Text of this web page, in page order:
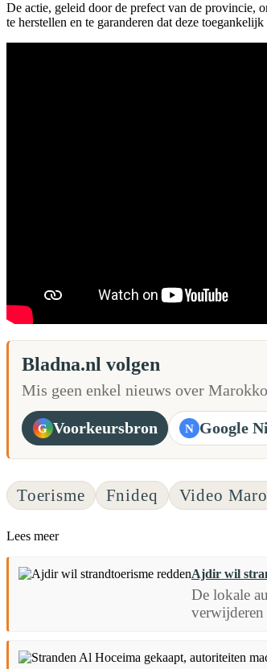
De actie, geleid door de prefect van de provincie,
te herstellen en te garanderen dat deze
Bladna.nl volgen
Mis geen enkel nieuws over
G Voorkeursbron N Google
Toerisme Fnideq Video
Lees meer
Ajdir wil
De lokale
verwijderen